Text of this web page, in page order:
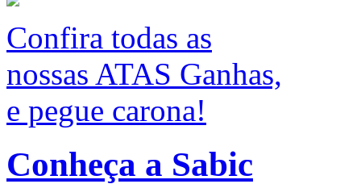
Confira todas as
nossas ATAS Ganhas,
e pegue carona!
Conheça a Sabic